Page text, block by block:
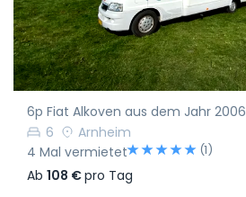
6p Fiat Alkoven aus dem Jahr 2006
6
Arnheim
4 Mal vermietet
(1)
Ab 108 €pro Tag